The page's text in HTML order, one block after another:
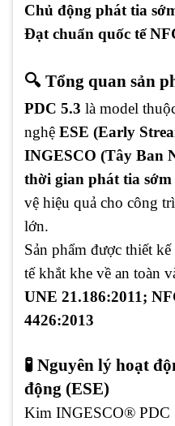
Chủ động phát tia
Đạt chuẩn quốc tế
🔍 Tổng quan sản
PDC 5.3 là model
nghệ ESE (Early
INGESCO (Tây Ban
thời gian phát tia sớm
vệ hiệu quả cho công
lớn.
Sản phẩm được thiết
tế khắt khe về an toàn
UNE 21.186:2011;
4426:2013
🧪 Nguyên lý hoạt
động (ESE)
Kim INGESCO® PDC